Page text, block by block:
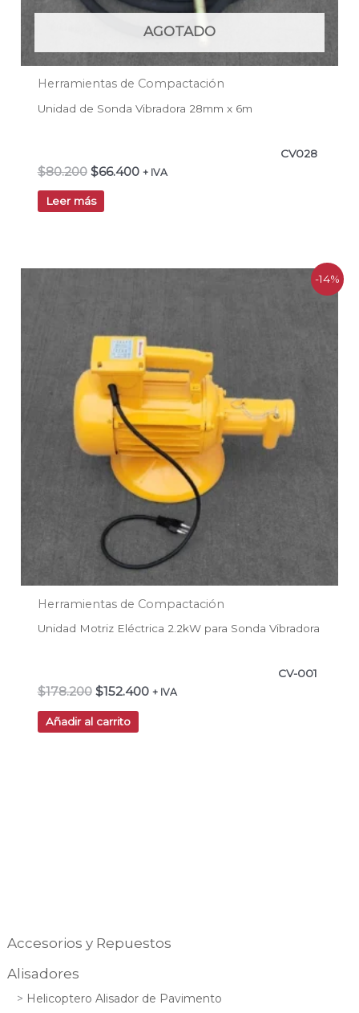
Accesorios y Repuestos
Alisadores
Helicoptero Alisador de Pavimento
AGOTADO
Herramientas de Compactación
Unidad de Sonda Vibradora 28mm x 6m
CV028
$80.200 $66.400 + IVA
Leer más
-14%
Herramientas de Compactación
Unidad Motriz Eléctrica 2.2kW para Sonda Vibradora
CV-001
$178.200
$178.200.
$152.400 + IVA
Añadir al carrito